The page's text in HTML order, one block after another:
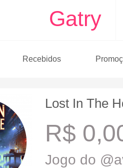
Gatry
Recebidos
Lost In The
R$
Jogo do